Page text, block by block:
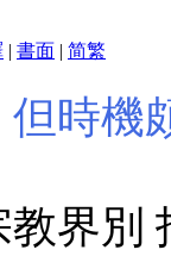
| 書面 | 简繁
時機
界別